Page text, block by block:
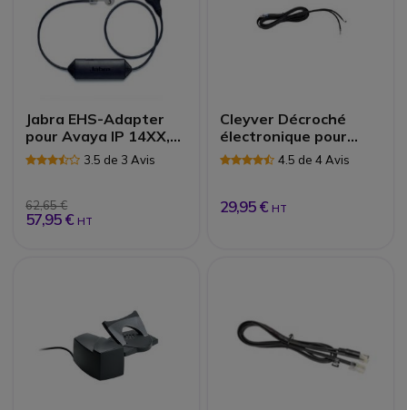
Jabra EHS-Adapter
pour Avaya IP 14XX,
94XX et 95XX
3.5 de 3 Avis
62,65 €
57,95 € HT
Cleyver Décroché
électronique pour
Siemens | Accessoire
4.5 de 4 Avis
29,95 € HT